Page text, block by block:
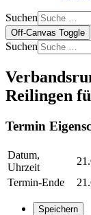
Suchen
Off-Canvas Toggle
Suchen
Reilingen
Termin
Datum,
Uhrzeit
Termin-Ende
Speichern